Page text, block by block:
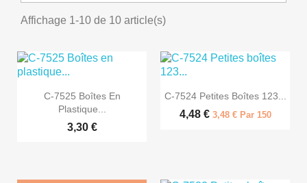
Affichage 1-10 de 10 article(s)
 Aperçu rapide
C-7525 Boîtes En
Plastique...
3,30 €
 Aperçu rapide
C-7524 Petites Boîtes 123...
4,48 € 3,48 € Par 150